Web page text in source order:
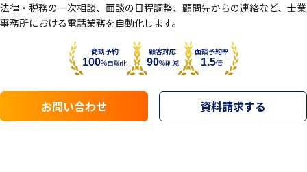
法律・税務の一次相談、面談の日程調整、顧問先からの連絡など、士業
事務所における電話業務を自動化します。
商談予約
100%自動化
顧客対応
90%削減
面談予約率
1.5倍
お問い合わせ 資料請求する